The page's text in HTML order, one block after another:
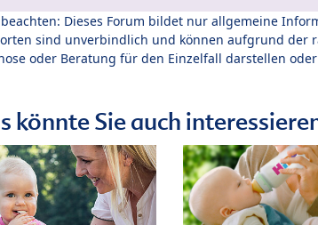
Dieses Forum bildet nur allgemeine
sind unverbindlich und können aufgrund der
oder Beratung für den Einzelfall darstellen
könnte Sie auch